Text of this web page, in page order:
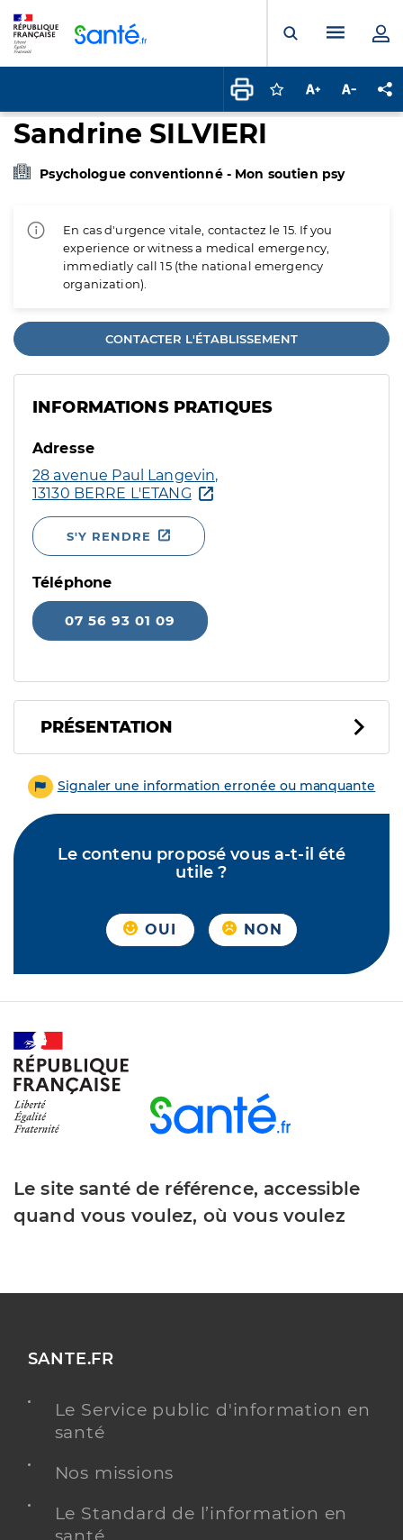
Ouvrir laMenu
Connectez-vous
Augmenter la
Sandrine SILVIERI
Psychologue conventionné - Mon soutien psy
En cas d'urgence vitale, contactez le 15. If you
experience or witness a medical emergency,
immediatly call 15 (the national emergency
organization).
CONTACTER L'ÉTABLISSEMENT
INFORMATIONS PRATIQUES
Adresse
28 avenue Paul Langevin,
13130 BERRE L'ETANG
S'Y RENDRE
Téléphone
07 56 93 01 09
PRÉSENTATION
Signaler une information erronée ou manquante
Le contenu proposé vous a-t-il été
utile ?
OUI NON
Le site santé de référence, accessible
quand vous voulez, où vous voulez
SANTE.FR
Le Service public d'information en
santé
Nos missions
Le Standard de l’information en